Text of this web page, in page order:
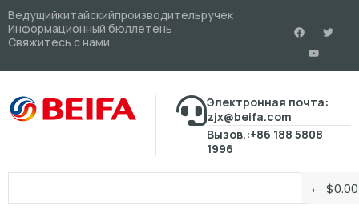
Ведущийкитайскийпроизводительручек
Информационный бюллетень
Свяжитесь с нами
Электронная почта:
zjx@beifa.com
Вызов.:+86 188 5808
1996
$0.00